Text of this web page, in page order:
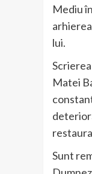
Mediu
lui.
Matei
Sunt